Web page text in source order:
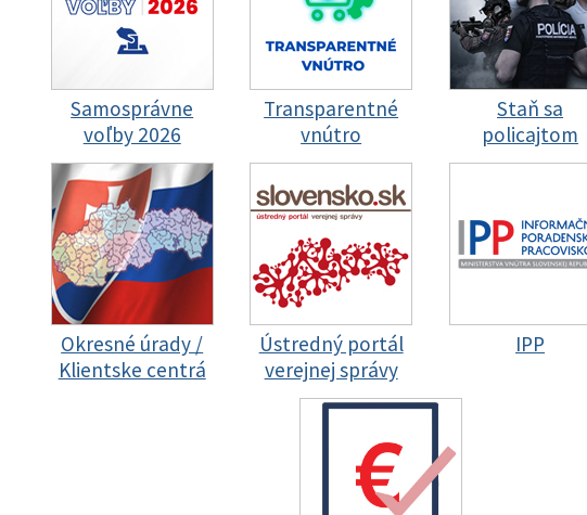
Samosprávne
voľby 2026
Transparentné
vnútro
Staň sa
policajtom
Okresné úrady /
Klientske centrá
Ústredný portál
verejnej správy
IPP